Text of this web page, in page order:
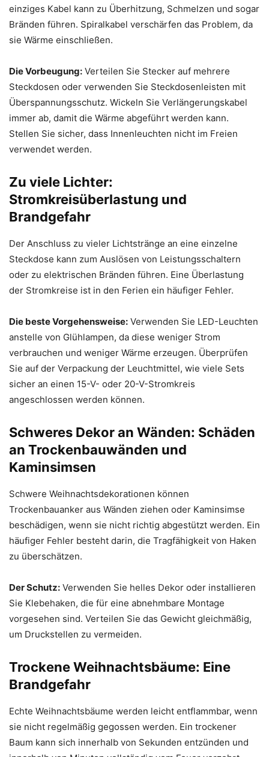
einziges Kabel kann zu Überhitzung, Schmelzen und sogar
Bränden führen. Spiralkabel verschärfen das Problem, da
sie Wärme einschließen.
Die Vorbeugung: Verteilen Sie Stecker auf mehrere
Steckdosen oder verwenden Sie Steckdosenleisten mit
Überspannungsschutz. Wickeln Sie Verlängerungskabel
immer ab, damit die Wärme abgeführt werden kann.
Stellen Sie sicher, dass Innenleuchten nicht im Freien
verwendet werden.
Zu viele Lichter:
Stromkreisüberlastung und
Brandgefahr
Der Anschluss zu vieler Lichtstränge an eine einzelne
Steckdose kann zum Auslösen von Leistungsschaltern
oder zu elektrischen Bränden führen. Eine Überlastung
der Stromkreise ist in den Ferien ein häufiger Fehler.
Die beste Vorgehensweise: Verwenden Sie LED-Leuchten
anstelle von Glühlampen, da diese weniger Strom
verbrauchen und weniger Wärme erzeugen. Überprüfen
Sie auf der Verpackung der Leuchtmittel, wie viele Sets
sicher an einen 15-V- oder 20-V-Stromkreis
angeschlossen werden können.
Schweres Dekor an Wänden: Schäden
an Trockenbauwänden und
Kaminsimsen
Schwere Weihnachtsdekorationen können
Trockenbauanker aus Wänden ziehen oder Kaminsimse
beschädigen, wenn sie nicht richtig abgestützt werden. Ein
häufiger Fehler besteht darin, die Tragfähigkeit von Haken
zu überschätzen.
Der Schutz: Verwenden Sie helles Dekor oder installieren
Sie Klebehaken, die für eine abnehmbare Montage
vorgesehen sind. Verteilen Sie das Gewicht gleichmäßig,
um Druckstellen zu vermeiden.
Trockene Weihnachtsbäume: Eine
Brandgefahr
Echte Weihnachtsbäume werden leicht entflammbar, wenn
sie nicht regelmäßig gegossen werden. Ein trockener
Baum kann sich innerhalb von Sekunden entzünden und